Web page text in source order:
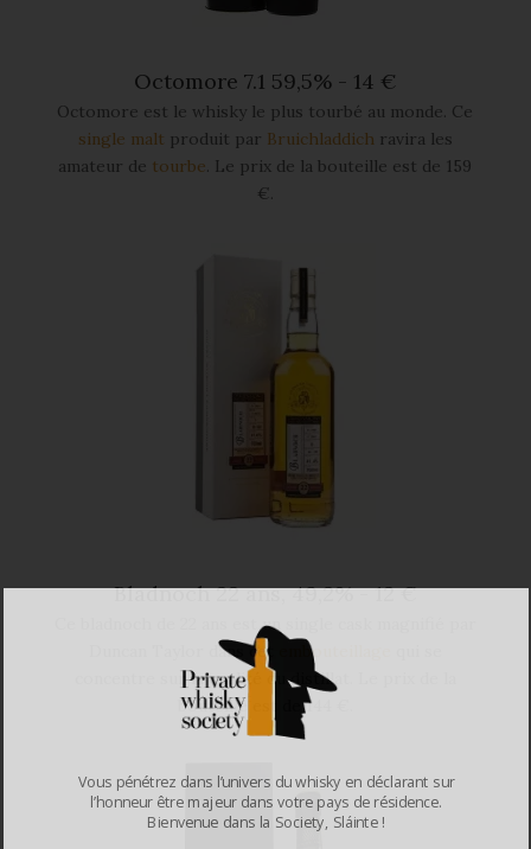
Octomore 7.1 59,5% - 14 €
Octomore est le whisky le plus tourbé au monde. Ce
single malt produit par Bruichladdich ravira les
amateur de tourbe. Le prix de la bouteille est de 159
€.
Bladnoch 22 ans, 49,2% - 12 €
Ce bladnoch de 22 ans est un single cask magnifié par
Duncan Taylor dans cet
embouteillage
concentre sur la qualité du distillat. Le prix de la
bouteille est de 144 €.
Vous pénétrez dans l’univers du whisky en déclarant sur
l’honneur être majeur dans votre pays de résidence.
Bienvenue dans la Society, Sláinte !